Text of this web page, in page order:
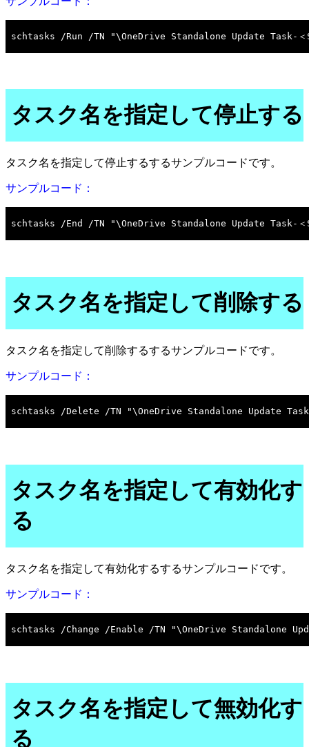
タスク名を指定して停止する
タスク名を指定して停止するするサンプルコードです。
サンプルコード：
タスク名を指定して削除する
タスク名を指定して削除するするサンプルコードです。
サンプルコード：
タスク名を指定して有効化す
る
タスク名を指定して有効化するするサンプルコードです。
サンプルコード：
タスク名を指定して無効化す
る